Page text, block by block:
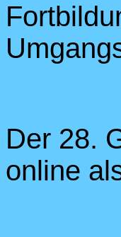
Der 28.
online